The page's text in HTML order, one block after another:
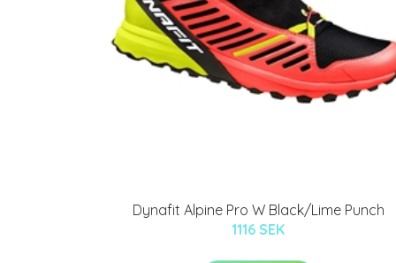
Dynafit Alpine Pro W Black/Lime Punch
1116 SEK